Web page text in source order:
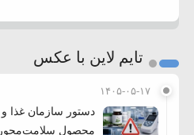
تایم لاین با عکس
۱۴۰۵-۰۵-۱۷
محصول سلامت‌محور